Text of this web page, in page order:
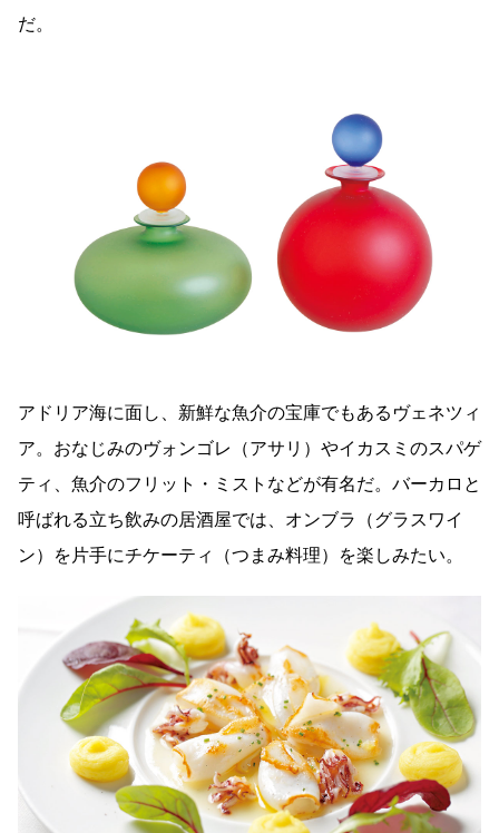
だ。
アドリア海に面し、新鮮な魚介の宝庫でもあるヴェネツィ
ア。おなじみのヴォンゴレ（アサリ）やイカスミのスパゲ
ティ、魚介のフリット・ミストなどが有名だ。バーカロと
呼ばれる立ち飲みの居酒屋では、オンブラ（グラスワイ
ン）を片手にチケーティ（つまみ料理）を楽しみたい。